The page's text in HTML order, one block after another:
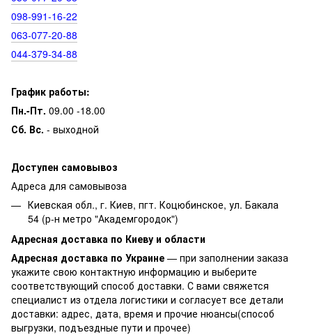
098‑991‑16‑22
063‑077‑20‑88
044‑379‑34‑88
График работы:
Пн.-Пт. 09.00 -18.00
Сб. Вс. - выходной
Доступен самовывоз
Адреса для самовывоза
Киевская обл., г. Киев, пгт. Коцюбинское, ул. Бакала
54 (р-н метро "Академгородок")
Адресная доставка по Киеву и области
Адресная доставка по Украине — при заполнении заказа
укажите свою контактную информацию и выберите
соответствующий способ доставки. С вами свяжется
специалист из отдела логистики и согласует все детали
доставки: адрес, дата, время и прочие нюансы(способ
выгрузки, подъездные пути и прочее)